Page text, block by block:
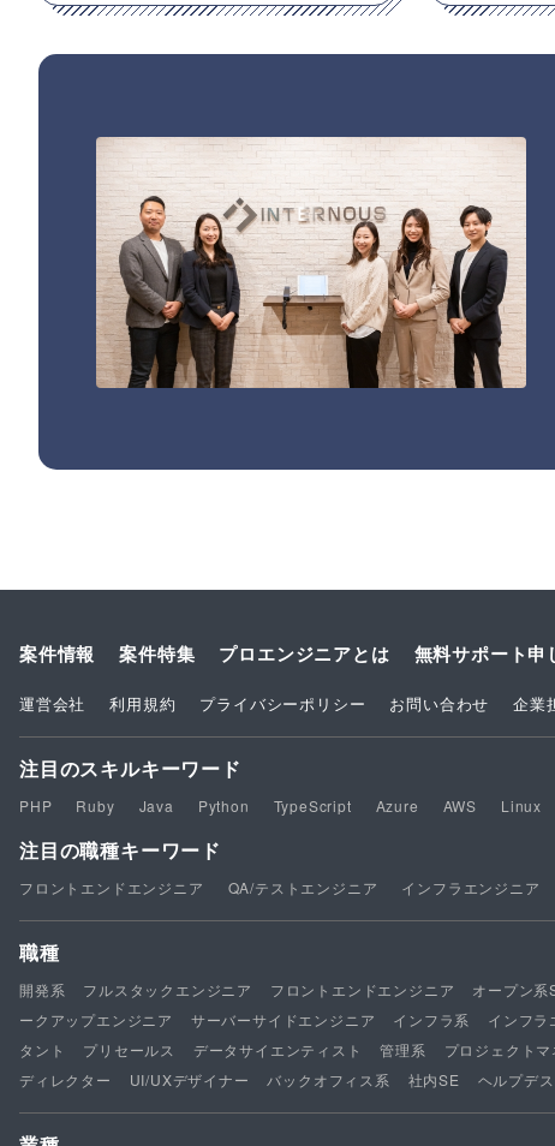
案件情報 案件特集 プロエンジニアとは 無料サポート申
運営会社 利用規約 プライバシーポリシー お問い合わせ 企業
注目のスキルキーワード
PHP Ruby Java Python TypeScript Azure AWS Linux
注目の職種キーワード
フロントエンドエンジニア QA/テストエンジニア インフラエンジニア
職種
開発系 フルスタックエンジニア フロントエンドエンジニア オープン系
ークアップエンジニア
サーバーサイドエンジニア インフラ系 インフラ
タント
プリセールス データサイエンティスト 管理系 プロジェクト
ディレクター
UI/UXデザイナー バックオフィス系 社内SE ヘルプデ